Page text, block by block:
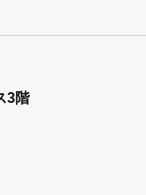
3階